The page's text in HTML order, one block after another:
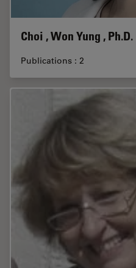
Choi , Won Yung , Ph.D.
Publications : 2